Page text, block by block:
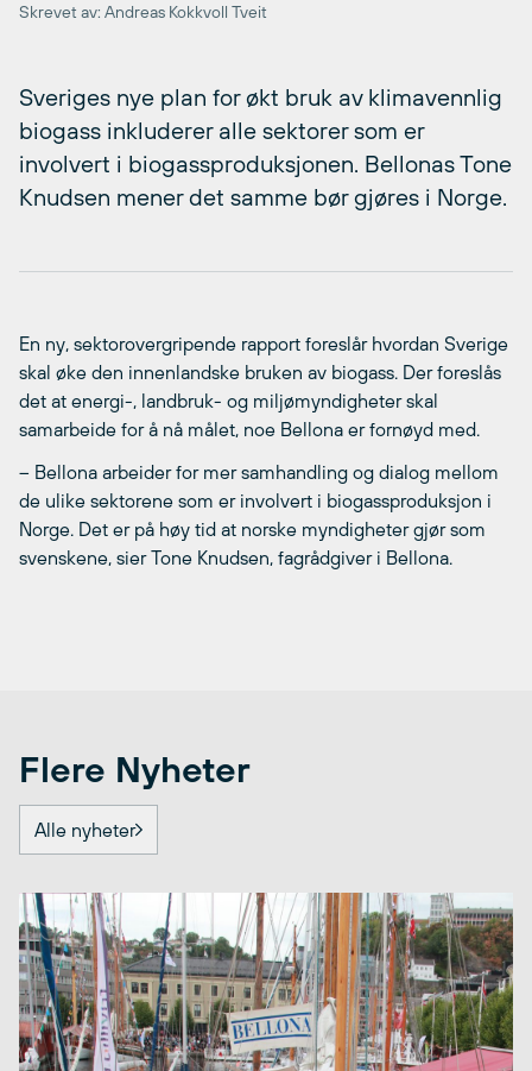
Skrevet av: Andreas Kokkvoll Tveit
Sveriges nye plan for økt bruk av klimavennlig
biogass inkluderer alle sektorer som er
involvert i biogassproduksjonen. Bellonas Tone
Knudsen mener det samme bør gjøres i Norge.
En ny, sektorovergripende rapport foreslår hvordan Sverige
skal øke den innenlandske bruken av biogass. Der foreslås
det at energi-, landbruk- og miljømyndigheter skal
samarbeide for å nå målet, noe Bellona er fornøyd med.
– Bellona arbeider for mer samhandling og dialog mellom
de ulike sektorene som er involvert i biogassproduksjon i
Norge. Det er på høy tid at norske myndigheter gjør som
svenskene, sier Tone Knudsen, fagrådgiver i Bellona.
Flere Nyheter
Alle nyheter